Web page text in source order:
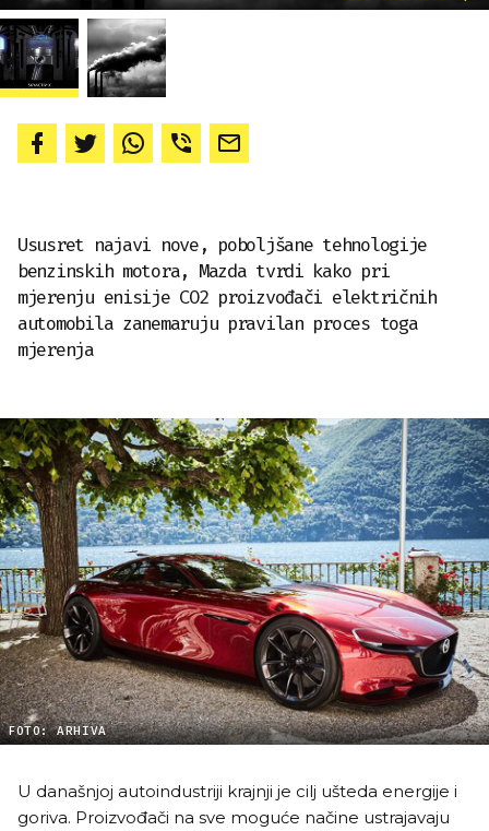
Ususret najavi nove, poboljšane tehnologije
benzinskih motora, Mazda tvrdi kako pri
mjerenju enisije CO2 proizvođači električnih
automobila zanemaruju pravilan proces toga
mjerenja
FOTO: ARHIVA
U današnjoj autoindustriji krajnji je cilj ušteda energije i
goriva. Proizvođači na sve moguće načine ustrajavaju